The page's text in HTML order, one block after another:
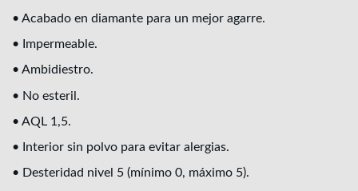
• Acabado en diamante para un mejor agarre.
• Impermeable.
• Ambidiestro.
• No esteril.
• AQL 1,5.
• Interior sin polvo para evitar alergias.
• Desteridad nivel 5 (mínimo 0, máximo 5).